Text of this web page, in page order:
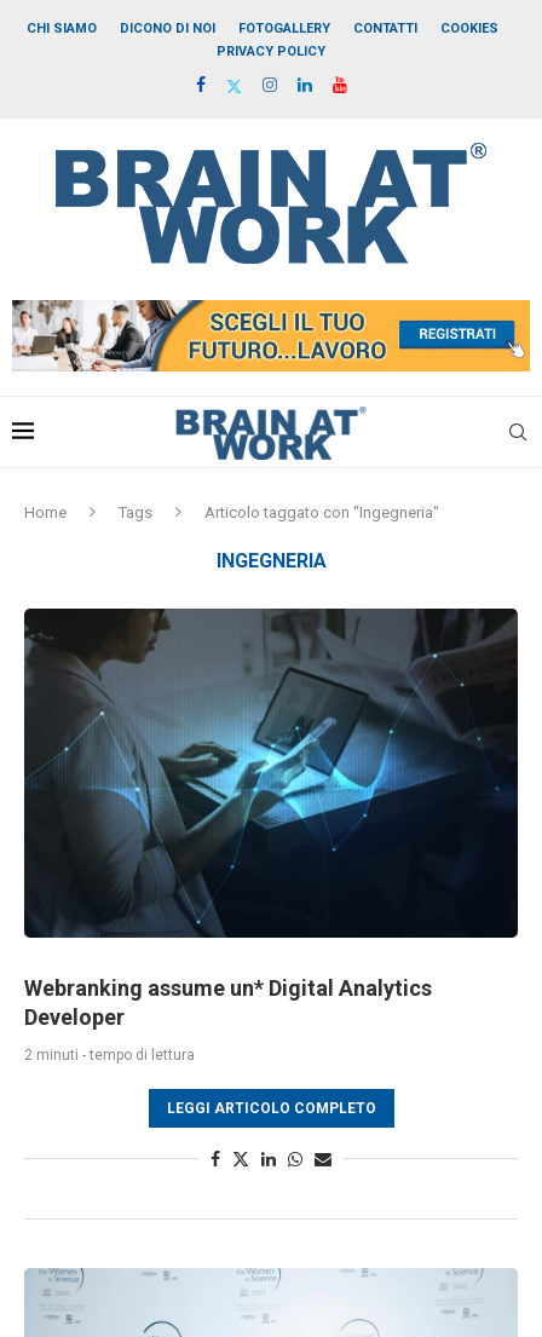
CHI SIAMO DICONO DI NOI FOTOGALLERY CONTATTI
COOKIES
PRIVACY POLICY
Home Tags Articolo taggato con "Ingegneria"
INGEGNERIA
Webranking assume un* Digital Analytics
Developer
2 minuti - tempo di lettura
LEGGI ARTICOLO COMPLETO